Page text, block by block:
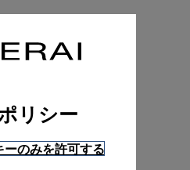
リシー
ーのみを許可する